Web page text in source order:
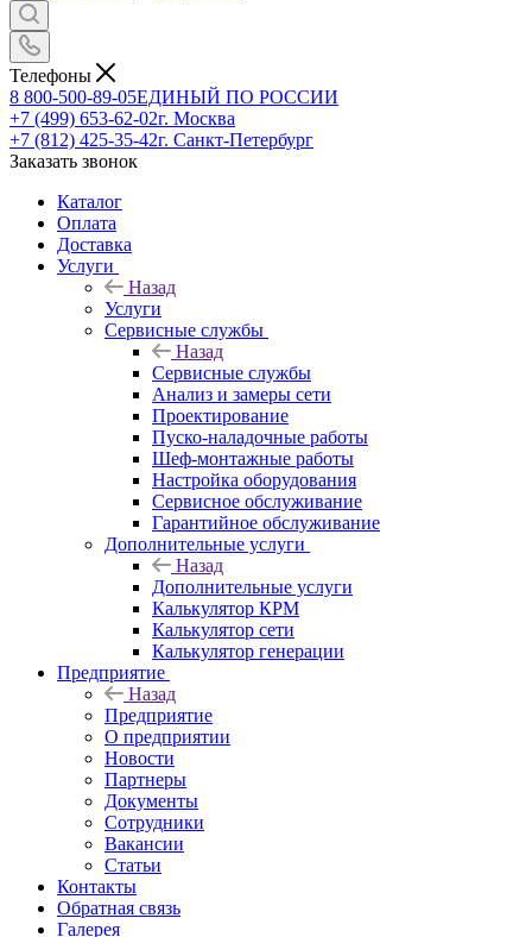
Телефоны
8 800-500-89-05ЕДИНЫЙ ПО РОССИИ
+7 (499) 653-62-02г. Москва
+7 (812) 425-35-42г. Санкт-Петербург
Заказать звонок
Каталог
Оплата
Доставка
Услуги
Назад
Услуги
Сервисные службы
Назад
Сервисные службы
Анализ и замеры сети
Проектирование
Пуско-наладочные работы
Шеф-монтажные работы
Настройка оборудования
Сервисное обслуживание
Гарантийное обслуживание
Дополнительные услуги
Назад
Дополнительные услуги
Калькулятор КРМ
Калькулятор сети
Калькулятор генерации
Предприятие
Назад
Предприятие
О предприятии
Новости
Партнеры
Документы
Сотрудники
Вакансии
Статьи
Контакты
Обратная связь
Галерея